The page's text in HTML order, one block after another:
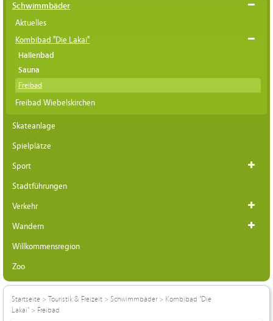
Schwimmbäder
Aktuelles
Kombibad "Die Lakai"
Hallenbad
Sauna
Freibad
Freibad Wiebelskirchen
Skateanlage
Spielplätze
Sport
Stadtführungen
Verkehr
Wandern
Willkommensregion
Zoo
Startseite > Touristik & Freizeit > Schwimmbäder> Kombibad "Die
Lakai" > Freibad